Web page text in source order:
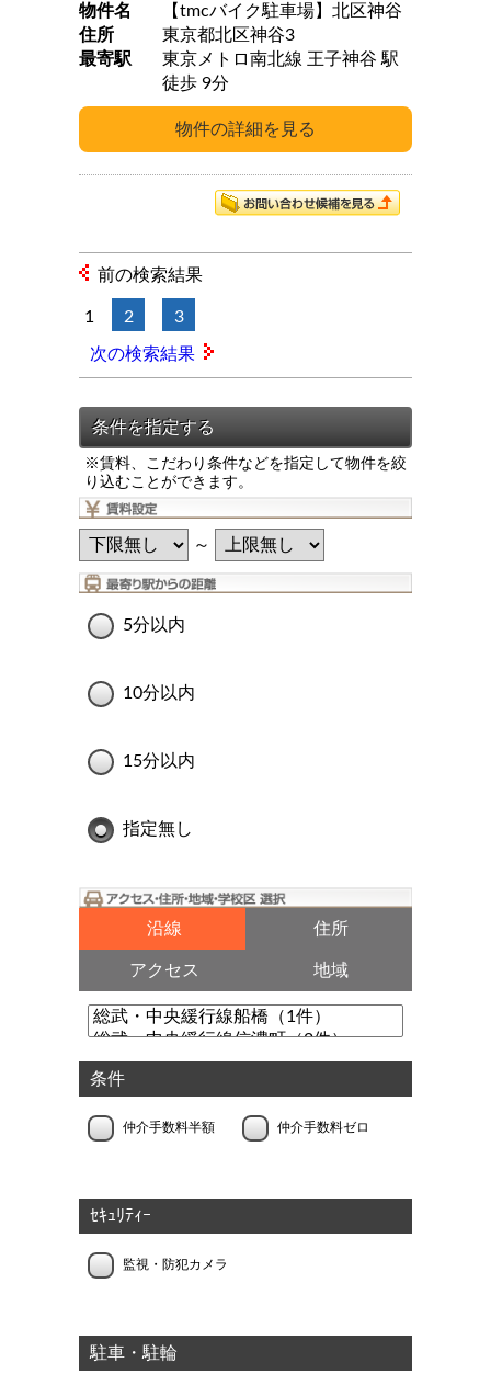
物件名
【tmcバイク駐車場】北区神谷
住所
東京都北区神谷3
最寄駅
東京メトロ南北線 王子神谷 駅
徒歩 9分
前の検索結果
1 2 3
次の検索結果
※賃料、こだわり条件などを指定して物件を絞
り込むことができます。
～
5分以内
10分以内
15分以内
指定無し
沿線 住所
アクセス 地域
条件
仲介手数料半額 仲介手数料ゼロ
ｾｷｭﾘﾃｨｰ
監視・防犯カメラ
駐車・駐輪